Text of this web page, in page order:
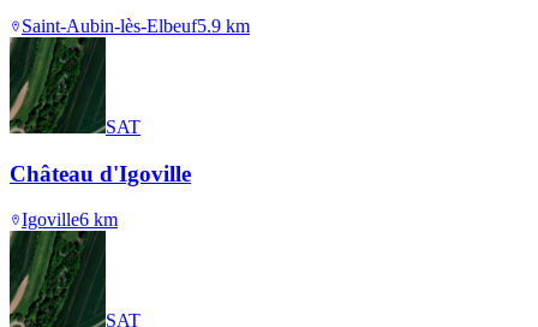
Saint-Aubin-lès-Elbeuf5.9 km
SAT
Château d'Igoville
Igoville6 km
SAT